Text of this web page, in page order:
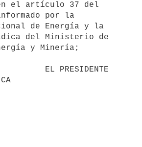
el artículo 37 del
por la
de Energía y la
del Ministerio de
y Minería;